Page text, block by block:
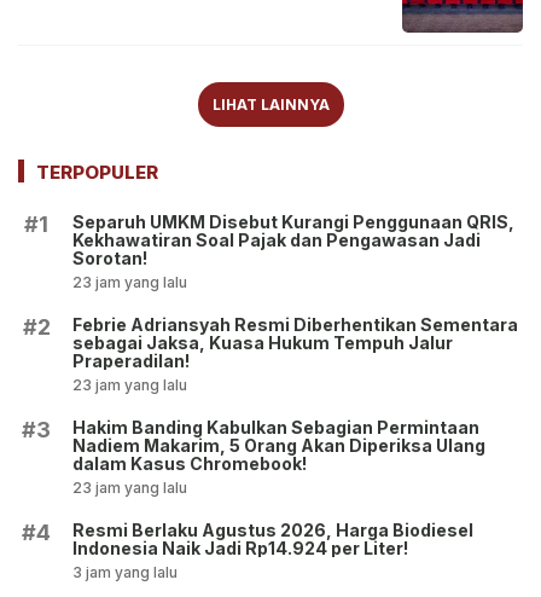
LIHAT LAINNYA
TERPOPULER
#1
Separuh UMKM Disebut Kurangi Penggunaan QRIS,
Kekhawatiran Soal Pajak dan Pengawasan Jadi
Sorotan!
23 jam yang lalu
#2
Febrie Adriansyah Resmi Diberhentikan Sementara
sebagai Jaksa, Kuasa Hukum Tempuh Jalur
Praperadilan!
23 jam yang lalu
#3
Hakim Banding Kabulkan Sebagian Permintaan
Nadiem Makarim, 5 Orang Akan Diperiksa Ulang
dalam Kasus Chromebook!
23 jam yang lalu
#4
Resmi Berlaku Agustus 2026, Harga Biodiesel
Indonesia Naik Jadi Rp14.924 per Liter!
3 jam yang lalu